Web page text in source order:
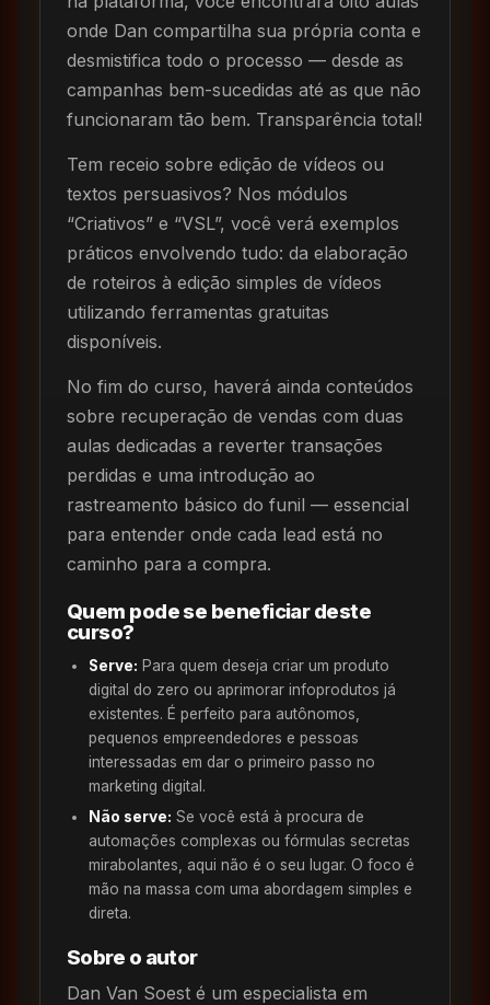
onde Dan compartilha sua própria conta e
desmistifica todo o processo — desde as
campanhas bem-sucedidas até as que não
funcionaram tão bem. Transparência total!
Tem receio sobre edição de vídeos ou
textos persuasivos? Nos módulos
“Criativos” e “VSL”, você verá exemplos
práticos envolvendo tudo: da elaboração
de roteiros à edição simples de vídeos
utilizando ferramentas gratuitas
disponíveis.
No fim do curso, haverá ainda conteúdos
sobre recuperação de vendas com duas
aulas dedicadas a reverter transações
perdidas e uma introdução ao
rastreamento básico do funil — essencial
para entender onde cada lead está no
caminho para a compra.
Quem pode se beneficiar deste
curso?
Serve: Para quem deseja criar um produto
digital do zero ou aprimorar infoprodutos já
existentes. É perfeito para autônomos,
pequenos empreendedores e pessoas
interessadas em dar o primeiro passo no
marketing digital.
Não serve: Se você está à procura de
automações complexas ou fórmulas secretas
mirabolantes, aqui não é o seu lugar. O foco é
mão na massa com uma abordagem simples e
direta.
Sobre o autor
Dan Van Soest é um especialista em